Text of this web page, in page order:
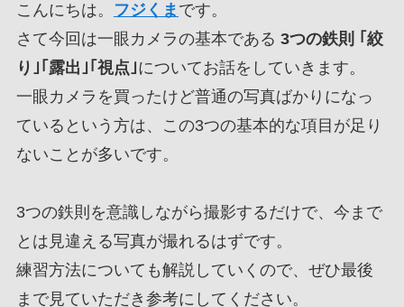
こんにちは。 フジくま です。
さて今回は一眼カメラの基本である 3つの鉄則 ｢絞
り｣｢露出｣｢視点｣についてお話をしていきます。
一眼カメラを買ったけど普通の写真ばかりになっ
ているという方は、この3つの基本的な項目が足り
ないことが多いです。
3つの鉄則を意識しながら撮影するだけで、今まで
とは見違える写真が撮れるはずです。
練習方法についても解説していくので、ぜひ最後
まで見ていただき参考にしてください。